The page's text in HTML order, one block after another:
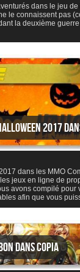
dans le jeu de
le connaissent pas
la deuxième
2017
dans les MMO
jeux en ligne de
avons compilé pour
afin que vous
dans Copia